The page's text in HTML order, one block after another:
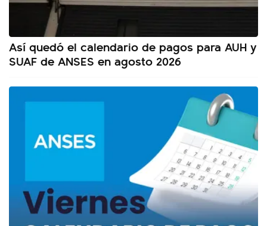
Así quedó el calendario de pagos para AUH y
SUAF de ANSES en agosto 2026